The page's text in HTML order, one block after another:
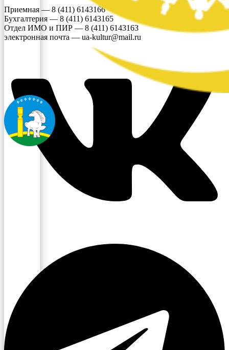
Приемная — 8 (411) 6143166
Бухгалтерия — 8 (411) 6143165
Отдел ИМО и ПИР — 8 (411) 6143163
электронная почта — ua-kultur@mail.ru